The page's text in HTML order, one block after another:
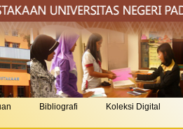
Bibliografi Koleksi Digital